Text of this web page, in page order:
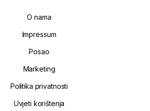
O nama
Impressum
Posao
Marketing
Politika privatnosti
Uvjeti korištenja